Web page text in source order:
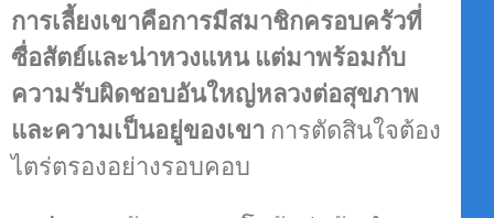
การเลี้ยงเขาคือการมีสมาชิกครอบครัวที่
ซื่อสัตย์และน่าหวงแหน แต่มาพร้อมกับ
ความรับผิดชอบอันใหญ่หลวงต่อสุขภาพ
และความเป็นอยู่ของเขา การตัดสินใจต้อง
ไตร่ตรองอย่างรอบคอบ